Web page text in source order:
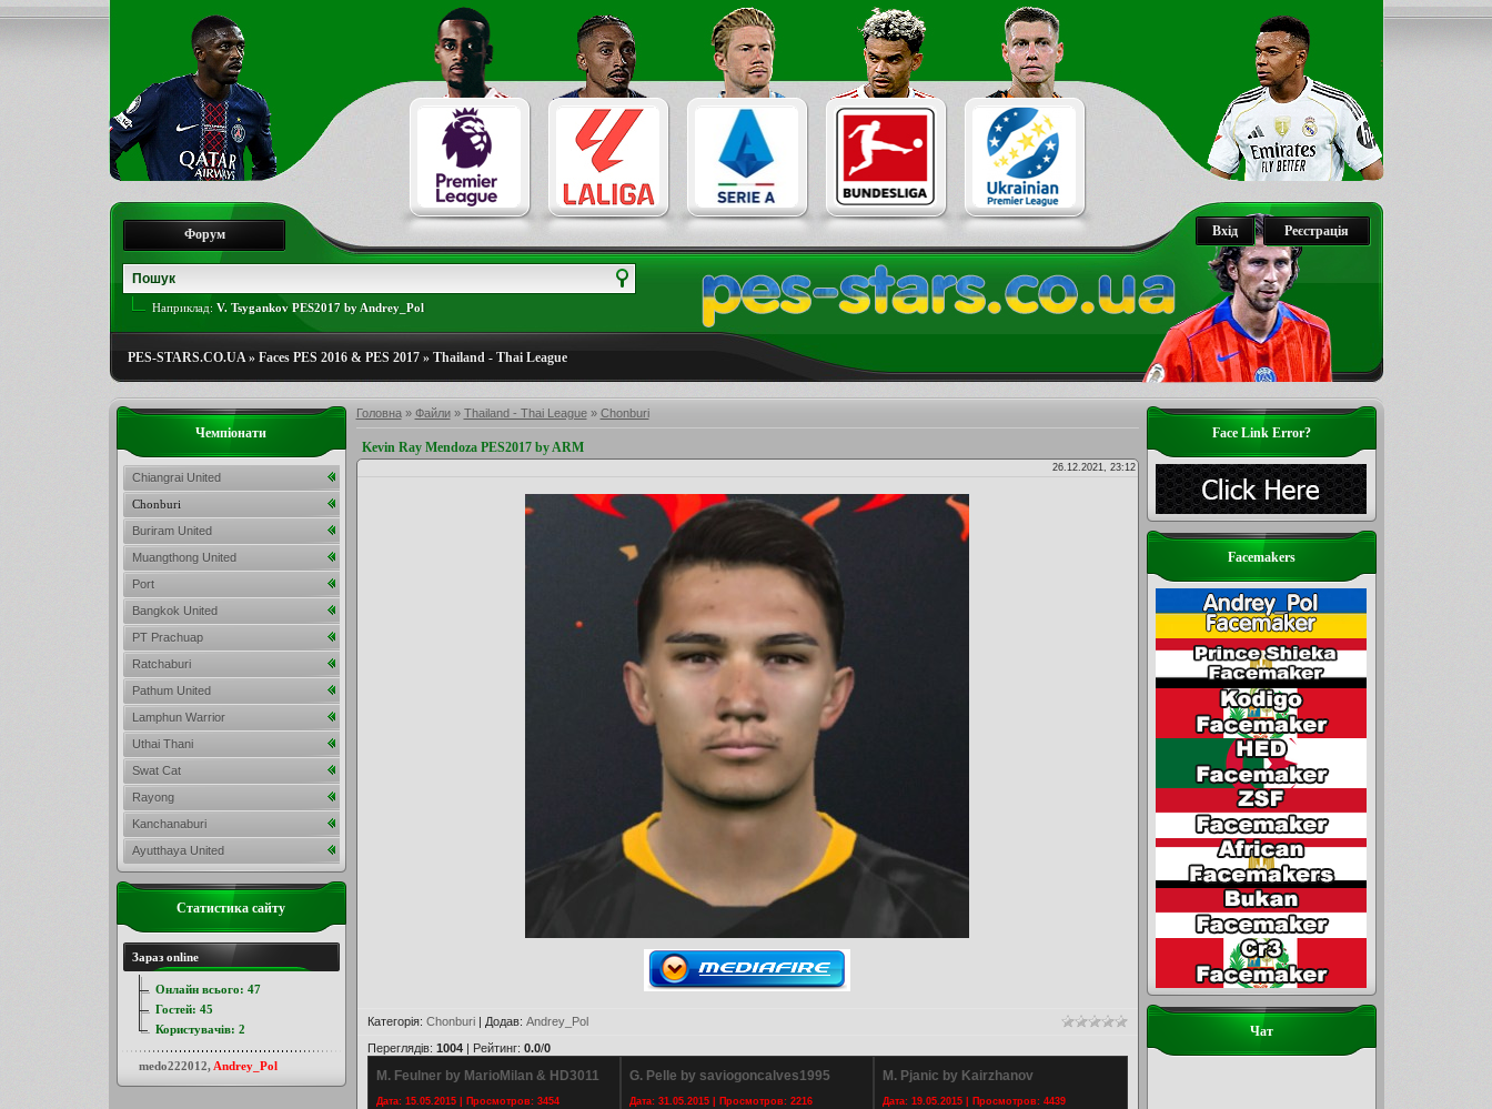
Реєстрація
Вхід
Форум
Наприклад: V. Tsygankov PES2017 by Andrey_Pol
PES-STARS.CO.UA» Faces PES 2016 & PES 2017» Thailand - Thai League
Головна» Файли» Thailand - Thai League» Chonburi
Kevin Ray Mendoza PES2017 by ARM
26.12.2021, 23:12
Категорія: Chonburi| Додав: Andrey_Pol
Переглядів: 1004| Рейтинг: 0.0/0
M. Feulner by MarioMilan & HD3011
Дата: 15.05.2015 | Просмотров: 3454
G. Pelle by saviogoncalves1995
Дата: 31.05.2015 | Просмотров: 2216
M. Pjanic by Kairzhanov
Дата: 19.05.2015 | Просмотров: 4439
Face Link Error?
Facemakers
Чат
Чемпіонати
Chiangrai United
Chonburi
Buriram United
Muangthong United
Port
Bangkok United
PT Prachuap
Ratchaburi
Pathum United
Lamphun Warrior
Uthai Thani
Swat Cat
Rayong
Kanchanaburi
Ayutthaya United
Статистика сайту
Зараз online
Онлайн всього: 47
Гостей: 45
Користувачів: 2
medo222012, Andrey_Pol